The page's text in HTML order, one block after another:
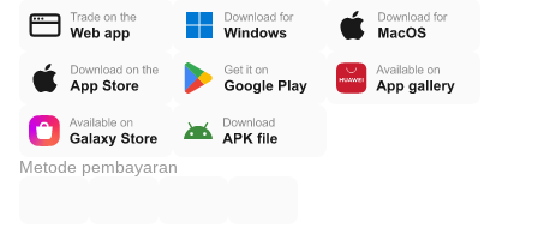
Metode pembayaran